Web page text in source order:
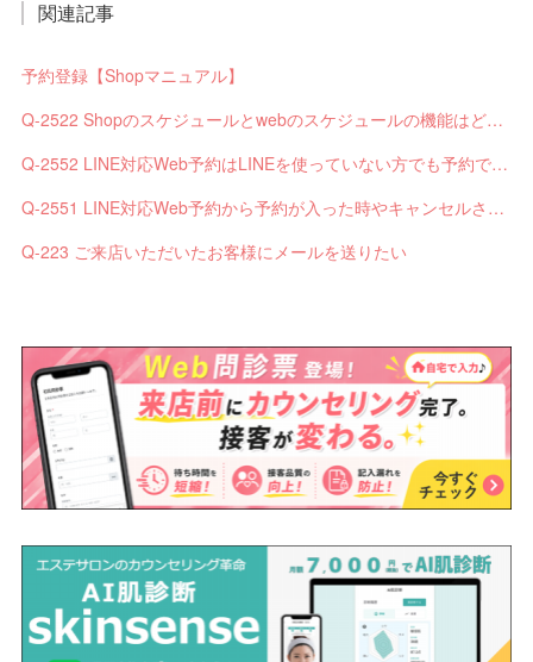
関連記事
予約登録【Shopマニュアル】
Q-2522 Shopのスケジュールとwebのスケジュールの機能はどう違いますか？
Q-2552 LINE対応Web予約はLINEを使っていない方でも予約できますか？
Q-2551 LINE対応Web予約から予約が入った時やキャンセルされた時、サロンやお客様へは通知されますか？
Q-223 ご来店いただいたお客様にメールを送りたい